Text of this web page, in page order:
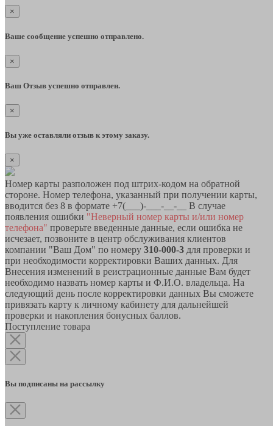
×
Ваше сообщение успешно отправлено.
×
Ваш Отзыв успешно отправлен.
×
Вы уже оставляли отзыв к этому заказу.
×
Номер карты разположен под штрих-кодом на обратной
стороне. Номер телефона, указанный при получении карты,
вводится без 8 в формате +7(___)-___-__-__ В случае
появления ошибки "Неверный номер карты и/или номер
телефона" проверьте введенные данные, если ошибка не
исчезает, позвоните в центр обслуживания клиентов
компании "Ваш Дом" по номеру 310-000-3 для проверки и
при необходимости корректировки Ваших данных. Для
Внесения изменений в реистрационные данные Вам будет
необходимо назвать номер карты и Ф.И.О. владельца. На
следующий день после корректировки данных Вы сможете
привязать карту к личному кабинету для дальнейшей
проверки и накопления бонусных баллов.
Поступление товара
Вы подписаны на рассылку